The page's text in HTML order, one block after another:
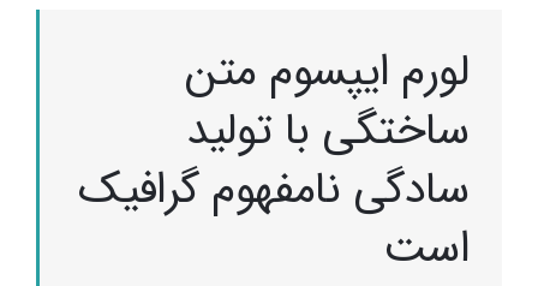
لورم ایپسوم متن
ساختگی با تولید
سادگی نامفهوم گرافیک
است